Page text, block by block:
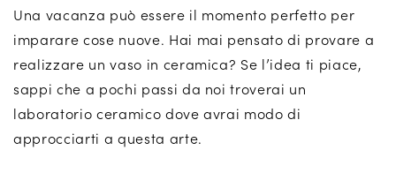
Una vacanza può essere il momento perfetto per
imparare cose nuove. Hai mai pensato di provare a
realizzare un vaso in ceramica? Se l’idea ti piace,
sappi che a pochi passi da noi troverai un
laboratorio ceramico dove avrai modo di
approcciarti a questa arte.